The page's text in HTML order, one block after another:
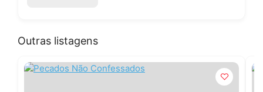
Outras listagens